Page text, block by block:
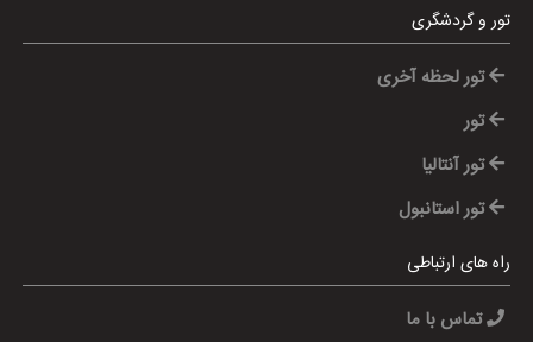
تور و گردشگری
تور لحظه آخری
تور
تور آنتالیا
تور استانبول
راه های ارتباطی
تماس با ما